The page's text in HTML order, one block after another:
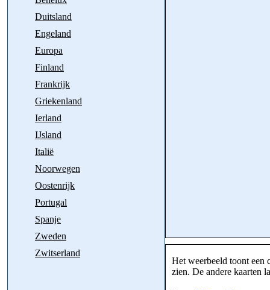
Duitsland
Engeland
Europa
Finland
Frankrijk
Griekenland
Ierland
IJsland
Italië
Noorwegen
Oostenrijk
Portugal
Spanje
Zweden
Zwitserland
Het weerbeeld toont een
zien. De andere kaarten